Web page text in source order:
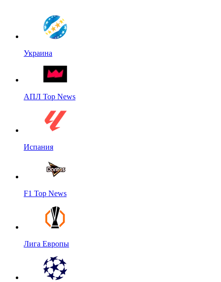
Украина
АПЛ Top News
Испания
F1 Top News
Лига Европы